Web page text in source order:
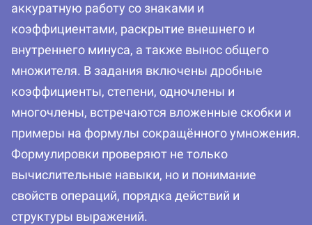
аккуратную работу со знаками и
коэффициентами, раскрытие внешнего и
внутреннего минуса, а также вынос общего
множителя. В задания включены дробные
коэффициенты, степени, одночлены и
многочлены, встречаются вложенные скобки и
примеры на формулы сокращённого умножения.
Формулировки проверяют не только
вычислительные навыки, но и понимание
свойств операций, порядка действий и
структуры выражений.